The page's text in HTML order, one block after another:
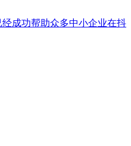
成功帮助众多中小企业在抖